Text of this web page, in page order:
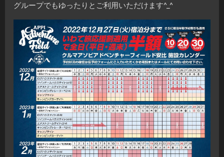
グループでもゆったりとご利用いただけます^_^